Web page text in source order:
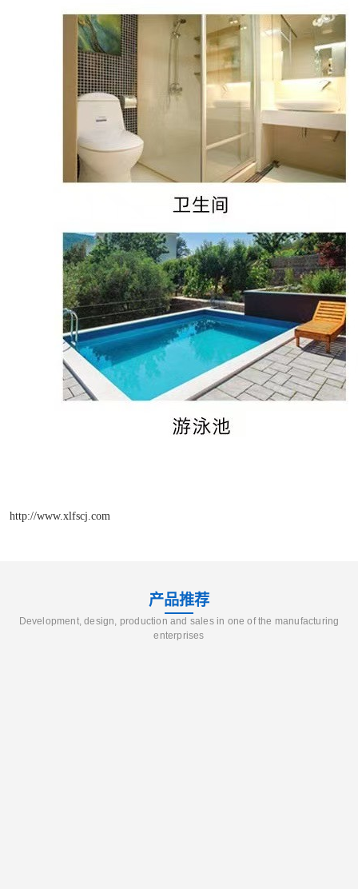
http://www.xlfscj.com
产品推荐
Development, design, production and sales in one of the manufacturing
enterprises